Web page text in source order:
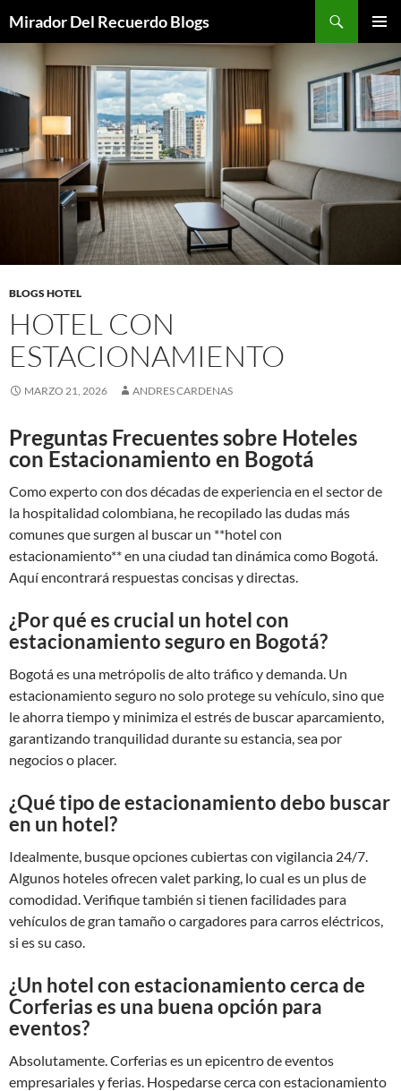
contenido
Mirador Del Recuerdo Blogs
BLOGS HOTEL
HOTEL CON
ESTACIONAMIENTO
MARZO 21, 2026 ANDRES CARDENAS
Preguntas Frecuentes sobre Hoteles
con Estacionamiento en Bogotá
Como experto con dos décadas de experiencia en el sector de
la hospitalidad colombiana, he recopilado las dudas más
comunes que surgen al buscar un **hotel con
estacionamiento** en una ciudad tan dinámica como Bogotá.
Aquí encontrará respuestas concisas y directas.
¿Por qué es crucial un hotel con
estacionamiento seguro en Bogotá?
Bogotá es una metrópolis de alto tráfico y demanda. Un
estacionamiento seguro no solo protege su vehículo, sino que
le ahorra tiempo y minimiza el estrés de buscar aparcamiento,
garantizando tranquilidad durante su estancia, sea por
negocios o placer.
¿Qué tipo de estacionamiento debo buscar
en un hotel?
Idealmente, busque opciones cubiertas con vigilancia 24/7.
Algunos hoteles ofrecen valet parking, lo cual es un plus de
comodidad. Verifique también si tienen facilidades para
vehículos de gran tamaño o cargadores para carros eléctricos,
si es su caso.
¿Un hotel con estacionamiento cerca de
Corferias es una buena opción para
eventos?
Absolutamente. Corferias es un epicentro de eventos
empresariales y ferias. Hospedarse cerca con estacionamiento